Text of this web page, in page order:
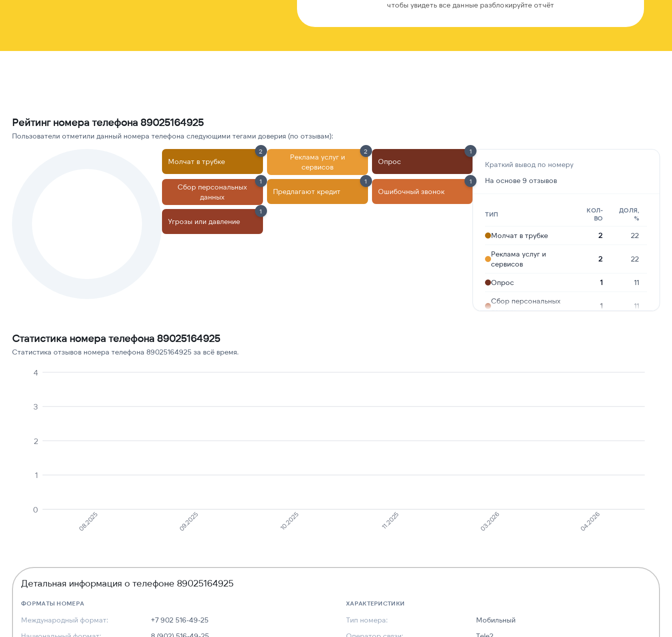
чтобы увидеть все данные разблокируйте отчёт
Рейтинг номера телефона 89025164925
Пользователи отметили данный номера телефона следующими тегами доверия (по отзывам):
Молчат в трубке
2
Реклама услуг и
сервисов
2
Опрос
1
Сбор персональных
данных
1
Предлагают кредит
1
Ошибочный звонок
1
Угрозы или давление
1
Краткий вывод по номеру
На основе 9 отзывов
ТИП
КОЛ-
ВО
ДОЛЯ,
%
Молчат в трубке 2 22
Реклама услуг и
сервисов
2 22
Опрос 1 11
Сбор персональных
данных
1 11
Статистика номера телефона 89025164925
Статистика отзывов номера телефона 89025164925 за всё время.
0
1
2
3
4
08.2025 09.2025 10.2025 11.2025 03.2026 04.2026
Детальная информация о телефоне 89025164925
ФОРМАТЫ НОМЕРА
Международный формат:
+7 902 516-49-25
ХАРАКТЕРИСТИКИ
Тип номера:
Мобильный